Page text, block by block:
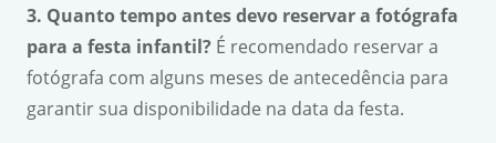
3. Quanto tempo antes devo reservar a fotógrafa
para a festa infantil? É recomendado reservar a
fotógrafa com alguns meses de antecedência para
garantir sua disponibilidade na data da festa.